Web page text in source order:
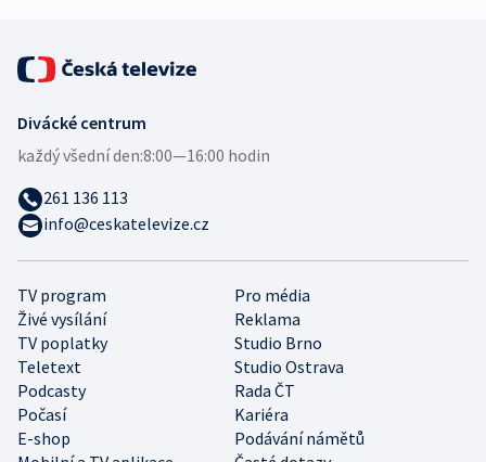
TV program
Pro média
Živé vysílání
Reklama
TV poplatky
Studio Brno
Teletext
Studio Ostrava
Podcasty
Rada ČT
Počasí
Kariéra
E-shop
Podávání námětů
Divácké centrum
každý všední den:8:00—16:00 hodin
261 136 113
info@ceskatelevize.cz